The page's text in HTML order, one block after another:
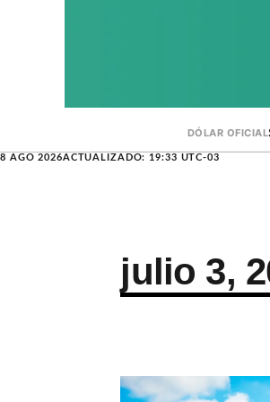
DÓLAR OFICIAL
8 AGO 2026ACTUALIZADO: 19:33 UTC-03
julio 3,